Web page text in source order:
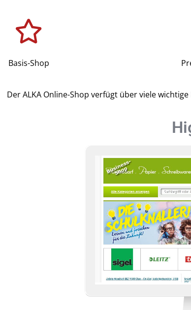
Basis-Shop
Der ALKA Online-Shop verfügt über viele